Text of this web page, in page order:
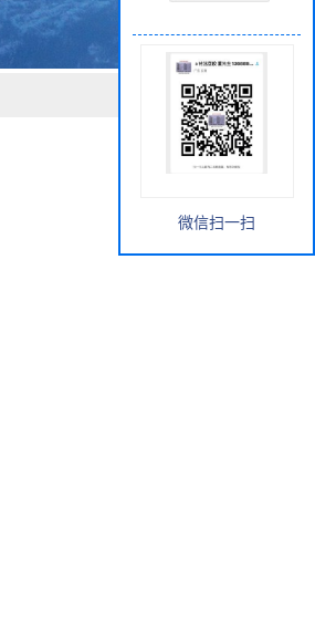
微信扫一扫